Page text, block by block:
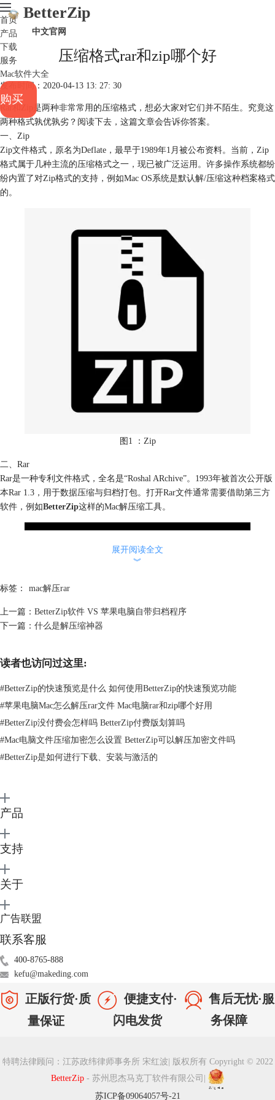
BetterZip
中文官网
首页
产品
下载
服务
Mac软件大全
购买
压缩格式rar和zip哪个好
发布时间：2020-04-13 13: 27: 30
Rar和Zip是两种非常常用的压缩格式，想必大家对它们并不陌生。究竟这
两种格式孰优孰劣？阅读下去，这篇文章会告诉你答案。
一、Zip
Zip文件格式，原名为Deflate，最早于1989年1月被公布资料。当前，Zip
格式属于几种主流的压缩格式之一，现已被广泛运用。许多操作系统都纷
纷内置了对Zip格式的支持，例如Mac OS系统是默认解/压缩这种档案格式
的。
图1 ：Zip
二、Rar
Rar是一种专利文件格式，全名是“Roshal ARchive”。1993年被首次公开版
本Rar 1.3，用于数据压缩与归档打包。打开Rar文件通常需要借助第三方
软件，例如BetterZip这样的Mac解压缩工具。
图2 ：Rar
从压缩效率来说，相同的内容进行压缩，rar的压缩效率远高于zip的压缩
效率；从压缩模式来说，rar支持分卷压缩，而zip不支持；从压缩成本来
说，打开rar文档需要通过第三方软件进行，大多数Mac压缩软件需要收
费，而解压缩zip文件格式则不需要。从用户使用数量来说，在全球使用
zip格式的用户相对来说更多。
看了上述笔者的介绍后，相信大家对于Rar和Zip格式都有了一定程度的了
解。两种文件格式都有其自身的优缺点，大家可根据自己的实际情况进行
选择。
目前来说，想要在苹果操作系统上打开Rar格式还是比较困难的。我们需
要通过Mac压缩软件才能提取。
BetterZip是一款人性化的电脑解压缩工具，支持Mac OS系统。使用它进
行文档压缩，不仅操作起来流畅简洁，同时我们还可对压缩文件进行其他
的功能处理。例如我们可以给压缩文件进行上锁、执行
频等等。
展开阅读全文
︾
标签： mac解压rar
上一篇： BetterZip软件 VS 苹果电脑自带归档程序
下一篇： 什么是解压缩神器
读者也访问过这里:
#BetterZip的快速预览是什么 如何使用BetterZip的快速预览功能
#苹果电脑Mac怎么解压rar文件 Mac电脑rar和zip哪个好用
#BetterZip没付费会怎样吗 BetterZip付费版划算吗
#Mac电脑文件压缩加密怎么设置 BetterZip可以解压加密文件吗
#BetterZip是如何进行下载、安装与激活的
产品
支持
关于
广告联盟
联系客服
400-8765-888
kefu@makeding.com
正版行货·质
量保证
便捷支付·
闪电发货
售后无忧·服
务保障
特聘法律顾问：江苏政纬律师事务所 宋红波
版权所有 Copyright © 2022
BetterZip - 苏州思杰马克丁软件有限公司
苏ICP备09064057号-21